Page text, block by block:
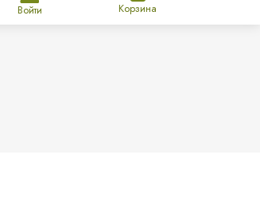
Войти Корзина